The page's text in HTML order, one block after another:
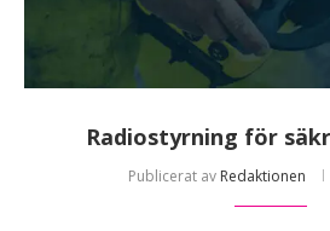
Radiostyrning för
Publicerat av Redaktionen